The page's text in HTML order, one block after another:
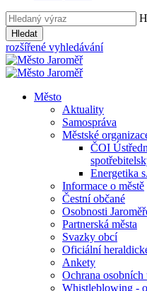
Hledat
rozšířené vyhledávání
Město
Aktuality
Samospráva
Městské
ČOI
Energetika
Informace o městě
Čestní občané
Osobnosti
Partnerská města
Svazky obcí
Oficiální
Ankety
Ochrana
Whistleblowing -